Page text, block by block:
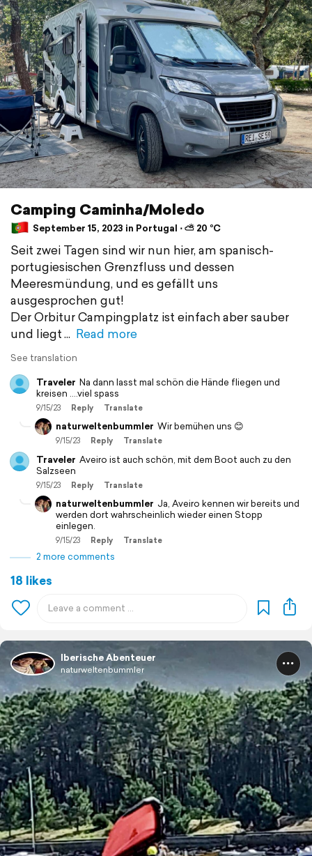
Camping Caminha/Moledo
September 15, 2023 in Portugal ⋅ ⛅ 20 °C
Seit zwei Tagen sind wir nun hier, am spanisch-
portugiesischen Grenzfluss und dessen
Meeresmündung, und es gefällt uns
ausgesprochen gut!
Der Orbitur Campingplatz ist einfach aber sauber
und liegt
Read more
See translation
Traveler Na dann lasst mal schön die Hände fliegen und
kreisen ….viel spass
9/15/23 Reply Translate
naturweltenbummler Wir bemühen uns 😊
9/15/23 Reply Translate
Traveler Aveiro ist auch schön, mit dem Boot auch zu den
Salzseen
9/15/23 Reply Translate
naturweltenbummler Ja, Aveiro kennen wir bereits und
werden dort wahrscheinlich wieder einen Stopp
einlegen.
9/15/23 Reply Translate
2 more comments
18 likes
Iberische Abenteuer
naturweltenbummler